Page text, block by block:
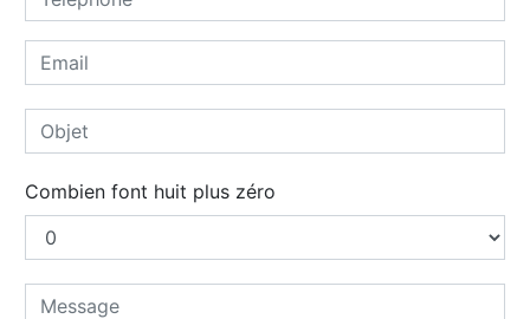
Combien font huit plus zéro